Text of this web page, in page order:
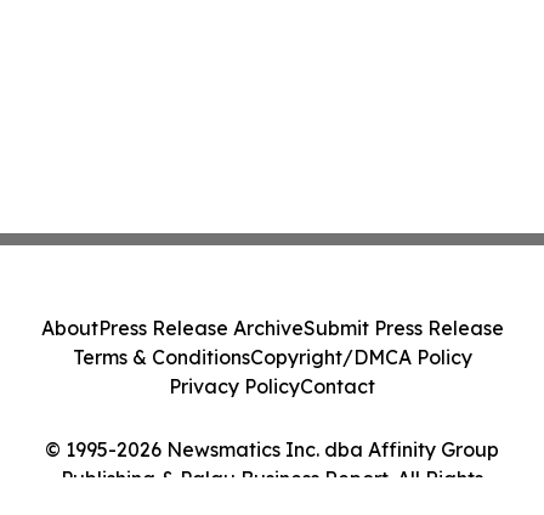
© 1995-2026 Newsmatics Inc. dba Affinity Group
Publishing & Palau Business Report. All Rights
AboutPress Release ArchiveSubmit Press Release
Terms & ConditionsCopyright/DMCA Policy
Privacy PolicyContact